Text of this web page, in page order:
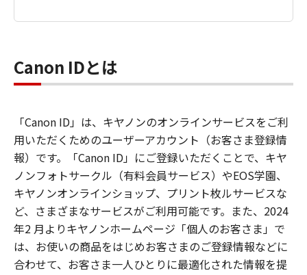
Canon IDとは
「Canon ID」は、キヤノンのオンラインサービスをご利
用いただくためのユーザーアカウント（お客さま登録情
報）です。「Canon ID」にご登録いただくことで、キヤ
ノンフォトサークル（有料会員サービス）やEOS学園、
キヤノンオンラインショップ、プリント枚ルサービスな
ど、さまざまなサービスがご利用可能です。また、2024
年2 月よりキヤノンホームページ「個人のお客さま」で
は、お使いの商品をはじめお客さまのご登録情報などに
合わせて、お客さま一人ひとりに最適化された情報を提